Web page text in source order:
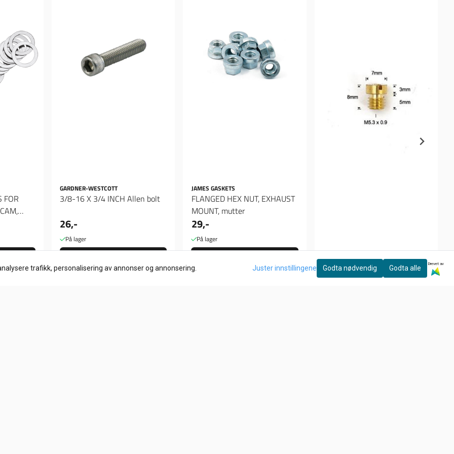
FOR
GARDNER-WESTCOTT
3/8-16 X 3/4 INCH Allen bolt
26,-
På lager
JAMES GASKETS
FLANGED HEX NUT, EXHAUST
MOUNT, mutter
29,-
På lager
EBC
trafikk, personalisering av annonser og annonsering. Juster innstillingene Godta nødvendig Godta alle
Drevet av